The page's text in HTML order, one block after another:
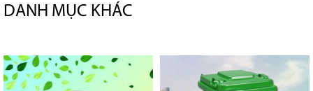
DANH MỤC KHÁC